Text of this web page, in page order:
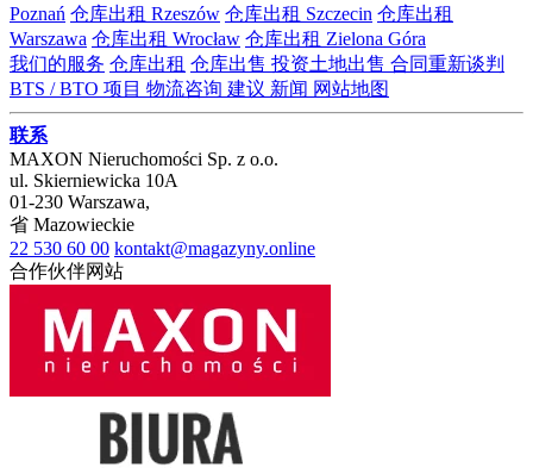
Poznań 仓库出租 Rzeszów 仓库出租 Szczecin 仓库出租
Warszawa 仓库出租 Wrocław 仓库出租 Zielona Góra
我们的服务 仓库出租 仓库出售 投资土地出售 合同重新谈判
BTS / BTO 项目 物流咨询 建议 新闻 网站地图
联系
MAXON Nieruchomości Sp. z o.o.
ul. Skierniewicka 10A
01-230 Warszawa,
省 Mazowieckie
22 530 60 00 kontakt@magazyny.online
合作伙伴网站